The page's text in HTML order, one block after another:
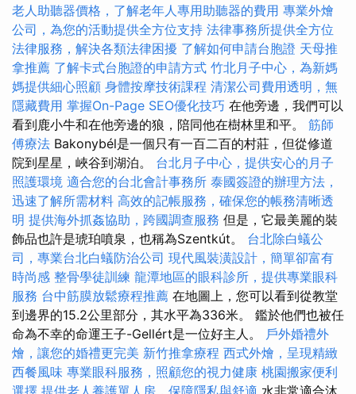
老人助聽器價格，了解老年人專用助聽器的費用 專業外燴
公司，為您的活動提供全方位支持 法律事務所提供全方位
法律服務，解決各類法律困擾 了解如何申請台胞證 天母推
拿推薦 了解卡式台胞證的申請方式 竹北月子中心，為新媽
媽提供細心照顧 身體按摩技術課程 清潔公司費用透明，無
隱藏費用 掌握On-Page SEO優化技巧 在他旁邊，我們可以
看到鹿小牛和在他旁邊的狼，陪同他在樹林里和平。 筋師
傅療法 Bakonybél是一個只有一百二百的村莊，但從修道
院到星星，峽谷到湖泊。 台北月子中心，提供安心的月子
照護環境 適合您的台北會計事務所 泰國簽證的辦理方法，
迅速了解所需材料 高效的記帳服務，確保您的帳務清晰透
明 提供海外抓姦協助，跨國調查服務 但是，它最美麗的裝
飾品也許是琥珀噴泉，也稱為Szentkút。 台北除白蟻公
司，專業台北白蟻防治公司 現代風裝潢設計，簡單卻富有
時尚感 整骨學徒訓練 龍潭地區的眼科診所，提供專業眼科
服務 台中筋膜放鬆療程推薦 在地圖上，您可以看到從教堂
到邊界的15.2公里部分，其水平為336米。 鑑於他們也被任
命為不幸的命運王子-Gellért是一位好主人。 戶外婚禮外
燴，讓您的婚禮更完美 新竹推拿療程 西式外燴，呈現精緻
西餐風味 專業眼科服務，照顧您的視力健康 桃園搬家便利
選擇 提供老人養護單人房，保障隱私與舒適 水非常適合沐